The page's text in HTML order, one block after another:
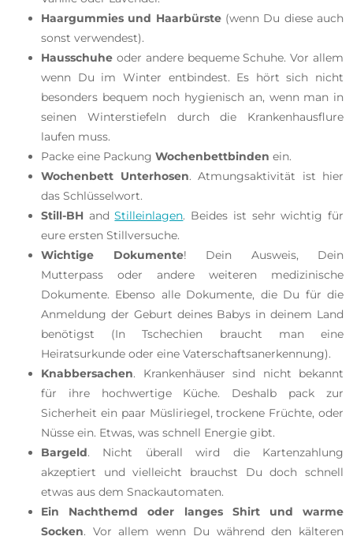
Haargummies und Haarbürste(wenn Du diese auch
sonst verwendest).
Hausschuhe oder andere bequeme Schuhe. Vor allem
wenn Du im Winter entbindest. Es hört sich nicht
besonders bequem noch hygienisch an, wenn man in
seinen Winterstiefeln durch die Krankenhausflure
laufen muss.
Packe eine Packung Wochenbettbinden ein.
Wochenbett Unterhosen. Atmungsaktivität ist hier
das Schlüsselwort.
Still-BH andStilleinlagen. Beides ist sehr wichtig für
eure ersten Stillversuche.
Wichtige Dokumente! Dein Ausweis, Dein
Mutterpass oder andere weiteren medizinische
Dokumente. Ebenso alle Dokumente, die Du für die
Anmeldung der Geburt deines Babys in deinem Land
benötigst (In Tschechien braucht man eine
Heiratsurkunde oder eine Vaterschaftsanerkennung).
Knabbersachen. Krankenhäuser sind nicht bekannt
für ihre hochwertige Küche. Deshalb pack zur
Sicherheit ein paar Müsliriegel, trockene Früchte, oder
Nüsse ein. Etwas, was schnell Energie gibt.
Bargeld. Nicht überall wird die Kartenzahlung
akzeptiert und vielleicht brauchst Du doch schnell
etwas aus dem Snackautomaten.
Ein Nachthemd oder langes Shirt und warme
Socken. Vor allem wenn Du während den kälteren